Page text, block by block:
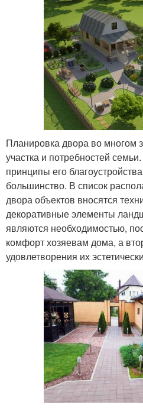
Планировка двора во многом
участка и потребностей
принципы его
большинство. В список
двора объектов вносятся
декоративные элементы
являются необходимостью,
комфорт хозяевам дома, а
удовлетворения их